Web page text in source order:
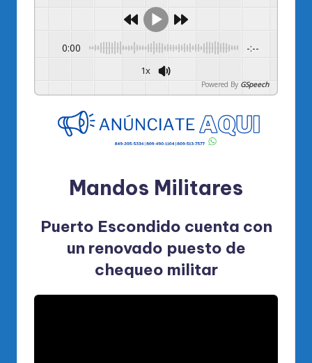
0:00 -:--
1x
Powered By GSpeech
Mandos Militares
Puerto Escondido cuenta con
un renovado puesto de
chequeo militar